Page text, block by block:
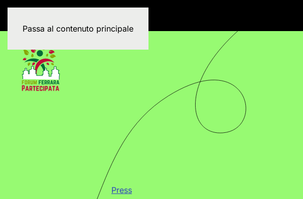
Passa al contenuto principale
Press